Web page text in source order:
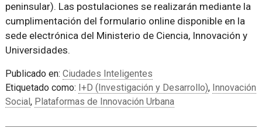
peninsular). Las postulaciones se realizarán mediante la
cumplimentación del formulario online disponible en la
sede electrónica del Ministerio de Ciencia, Innovación y
Universidades.
Publicado en: Ciudades Inteligentes
Etiquetado como: I+D (Investigación y Desarrollo), Innovación
Social , Plataformas de Innovación Urbana